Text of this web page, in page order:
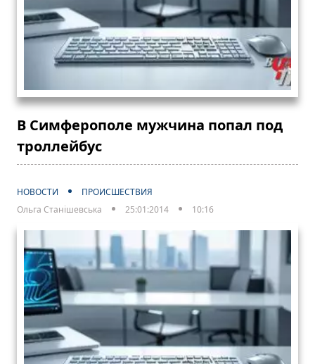
В Симферополе мужчина попал под
троллейбус
НОВОСТИ
ПРОИСШЕСТВИЯ
Ольга Станішевська
25:01:2014 10:16